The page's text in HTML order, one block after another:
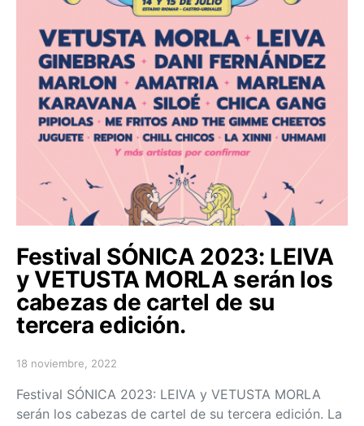
Festival SÓNICA 2023: LEIVA
y VETUSTA MORLA serán los
cabezas de cartel de su
tercera edición.
Posted on
18 noviembre, 2022
Festival SÓNICA 2023: LEIVA y VETUSTA MORLA
serán los cabezas de cartel de su tercera edición. La